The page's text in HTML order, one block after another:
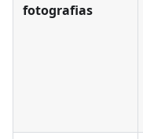
fotografias